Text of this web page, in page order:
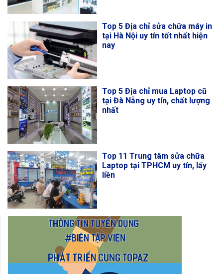
Top 5 Địa chỉ sửa chữa máy in
tại Hà Nội uy tín tốt nhất hiện
nay
Top 5 Địa chỉ mua Laptop cũ
tại Đà Nẵng uy tín, chất lượng
nhất
Top 11 Trung tâm sửa chữa
Laptop tại TPHCM uy tín, lấy
liền